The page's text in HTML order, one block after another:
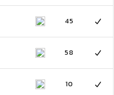
45
58
10